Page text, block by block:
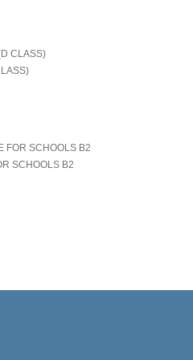
SCHOOLS B2